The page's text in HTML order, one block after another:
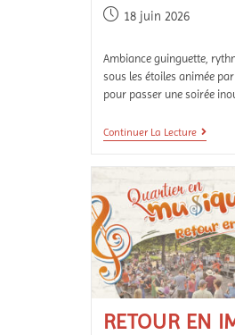
18 juin 2026
Ambiance guinguette,
sous les étoiles animée
pour passer une soirée
Continuer La Lecture
RETOUR EN